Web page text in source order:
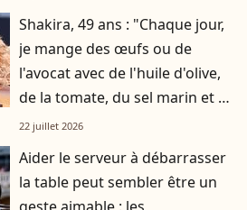
Shakira, 49 ans : "Chaque jour,
je mange des œufs ou de
l'avocat avec de l'huile d'olive,
de la tomate, du sel marin et un
smoothie"
22 juillet 2026
Aider le serveur à débarrasser
la table peut sembler être un